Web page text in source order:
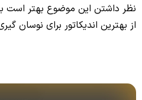
نظر داشتن این موضوع بهتر است
از بهترین اندیکاتور برای نوسان